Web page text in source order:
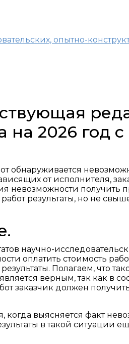
опытно-
на 2026 год с
обнаруживается
от исполнителя,
невозможности получить
результаты, но не
научно-
оплатить стоимость
Полагаем, что
верным, так как в
заказчик должен
когда выясняется факт
в такой ситуации